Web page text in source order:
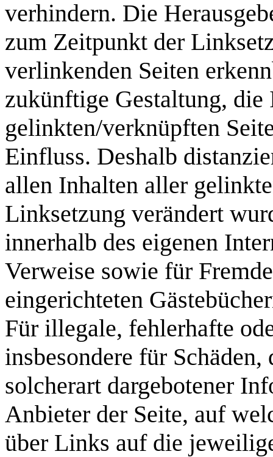
verhindern. Die
zum Zeitpunkt der
verlinkenden Seiten
zukünftige Gestaltung, die
gelinkten/verknüpften
Einfluss. Deshalb
allen Inhalten aller
Linksetzung verändert
innerhalb des eigenen
Verweise sowie für
eingerichteten
Für illegale, fehlerhafte
insbesondere für
solcherart dargebotener
Anbieter der Seite, auf
über Links auf die